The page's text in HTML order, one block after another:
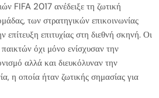
FIFA 2017 ανέδειξε τη ζωτική
των στρατηγικών επικοινωνίας
επίτευξη επιτυχίας στη διεθνή σκηνή. Οι
όχι μόνο ενίσχυσαν την
αλλά και διευκόλυναν την
η οποία ήταν ζωτικής σημασίας για